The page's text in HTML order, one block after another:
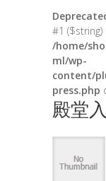
#1
/home/
ml/wp-
content/
press.php
殿堂